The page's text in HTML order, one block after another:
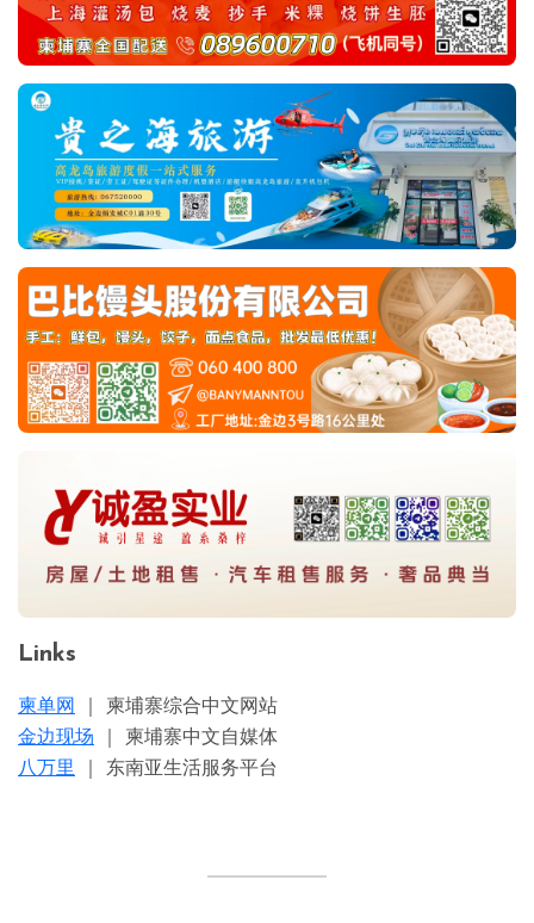
Links
柬单网
｜ 柬埔寨综合中文网站
金边现场 ｜ 柬埔寨中文自媒体
八万里
｜ 东南亚生活服务平台